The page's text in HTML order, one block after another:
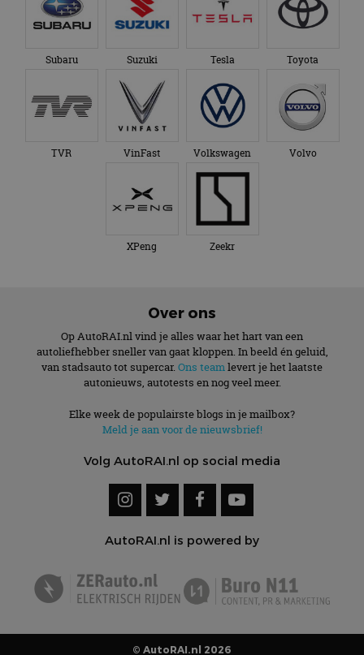
Subaru Suzuki Tesla Toyota
TVR VinFast Volkswagen Volvo
XPeng Zeekr
Over ons
Op AutoRAI.nl vind je alles waar het hart van een
autoliefhebber sneller van gaat kloppen. In beeld én geluid,
van stadsauto tot supercar. Ons teamlevert je het laatste
autonieuws, autotests en nog veel meer.
Elke week de populairste blogs in je mailbox?
Meld je aan voor de nieuwsbrief!
Volg AutoRAI.nl op social media
AutoRAI.nl is powered by
© AutoRAI.nl 2026